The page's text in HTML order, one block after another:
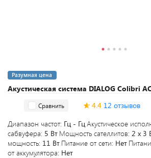
Акустическая система DIALOG Colibri
Разумная цена
Сравнить 4.4 12 отзывов
Диапазон частот: Гц - ГцАкустическое
сабвуфера: 5 Вт Мощность сателлитов: 2 х 3
мощность: 11 Вт Питание от сети: Нет
от аккумулятора: Нет